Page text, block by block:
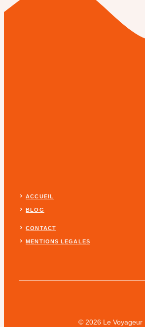
ACCUEIL
BLOG
CONTACT
MENTIONS LEGALES
© 2026 Le Voyageur